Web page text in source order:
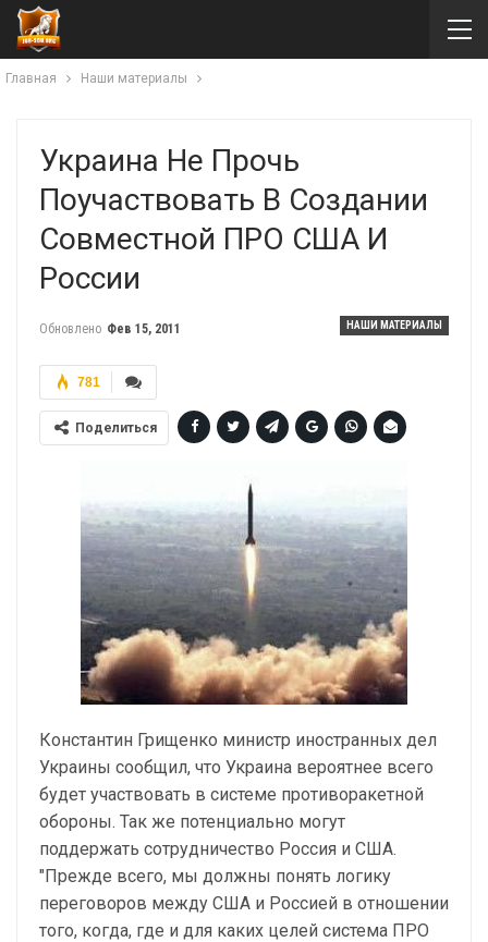
Главная Наши материалы
Украина Не Прочь
Поучаствовать В Создании
Совместной ПРО США И
России
НАШИ МАТЕРИАЛЫ
Обновлено Фев 15, 2011
781
Поделиться
Константин Грищенко министр иностранных дел
Украины сообщил, что Украина вероятнее всего
будет участвовать в системе противоракетной
обороны. Так же потенциально могут
поддержать сотрудничество Россия и США.
"Прежде всего, мы должны понять логику
переговоров между США и Россией в отношении
того, когда, где и для каких целей система ПРО